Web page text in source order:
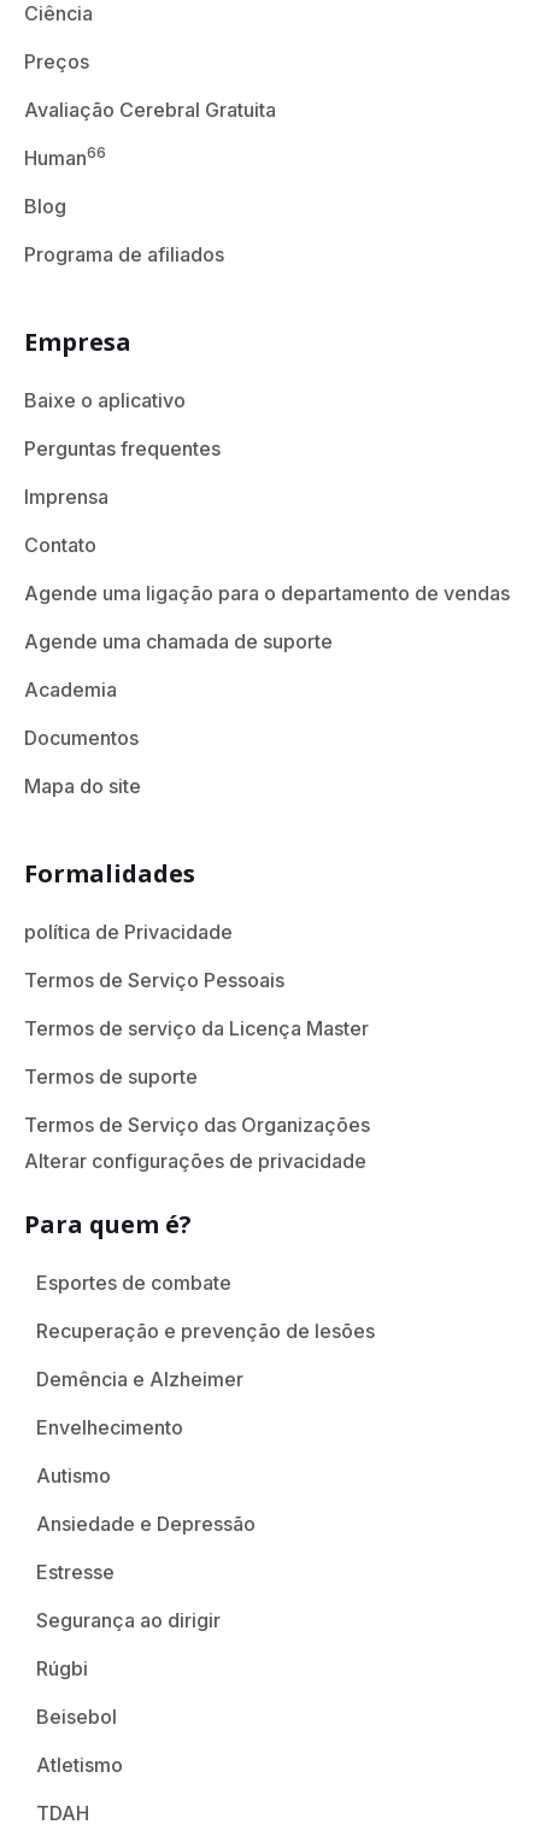
Ciência
Preços
Avaliação Cerebral Gratuita
Human66
Blog
Programa de afiliados
Empresa
Baixe o aplicativo
Perguntas frequentes
Imprensa
Contato
Agende uma ligação para o departamento de vendas
Agende uma chamada de suporte
Academia
Documentos
Mapa do site
Formalidades
política de Privacidade
Termos de Serviço Pessoais
Termos de serviço da Licença Master
Termos de suporte
Termos de Serviço das Organizações
Alterar configurações de privacidade
Para quem é?
Esportes de combate
Recuperação e prevenção de lesões
Demência e Alzheimer
Envelhecimento
Autismo
Ansiedade e Depressão
Estresse
Segurança ao dirigir
Rúgbi
Beisebol
Atletismo
TDAH